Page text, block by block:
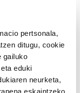
pertsonala,
ditugu, cookie
gailuko
eduki
neurketa,
eskaintzeko.